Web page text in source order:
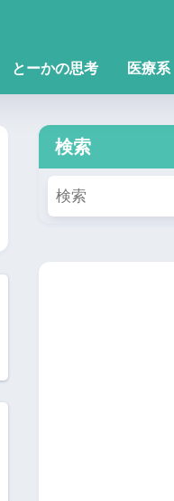
とーかの思考 医療系
検索